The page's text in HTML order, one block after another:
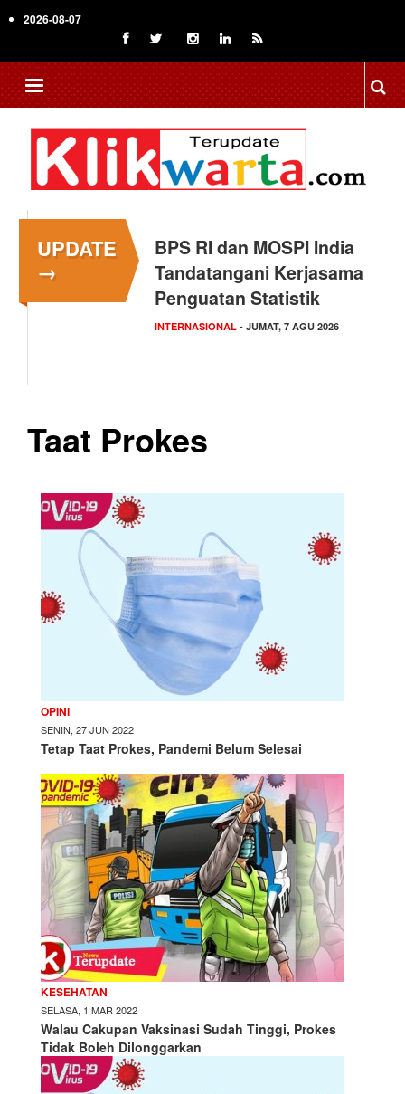
to
content
2026-08-07
UPDATE
→
BPS RI dan MOSPI India
Tandatangani Kerjasama
Penguatan Statistik
INTERNASIONAL - JUMAT, 7 AGU 2026
Kapolsek Kedungkandang
Klarifikasi Isu "Tangkap
Lepas",…
HUKUM- KAMIS, 6 AGU 2026
Taat Prokes
OPINI
SENIN, 27 JUN 2022
Tetap Taat Prokes, Pandemi Belum Selesai
KESEHATAN
SELASA, 1 MAR 2022
Walau Cakupan Vaksinasi Sudah Tinggi, Prokes
Tidak Boleh Dilonggarkan